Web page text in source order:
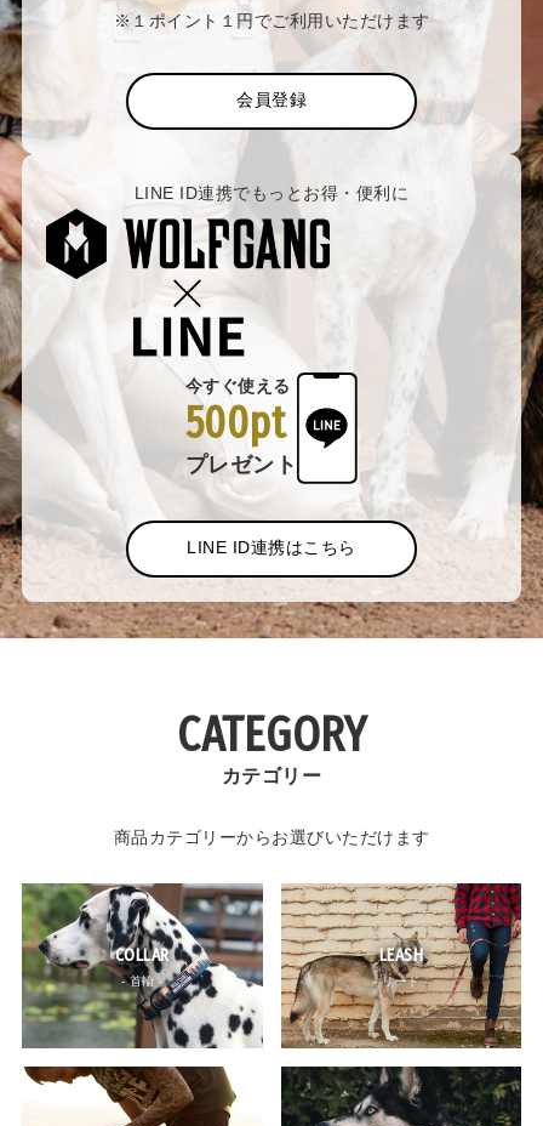
※１ポイント１円でご利用いただけます
会員登録
LINE ID連携でもっとお得・便利に
今すぐ使える
500pt
プレゼント
LINE ID連携はこちら
CATEGORY
カテゴリー
商品カテゴリーからお選びいただけます
COLLAR
- 首輪 -
LEASH
- リード -